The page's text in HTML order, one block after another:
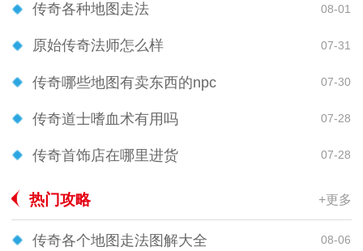
传奇各种地图走法 08-01
原始传奇法师怎么样 07-31
传奇哪些地图有卖东西的npc 07-30
传奇道士嗜血术有用吗 07-28
传奇首饰店在哪里进货 07-28
热门攻略 +更多
传奇各个地图走法图解大全 08-06